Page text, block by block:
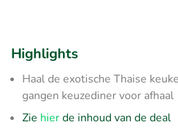
Highlights
Haal de exotische Thaise
gangen keuzediner voor afhaal
Zie hierde inhoud van de deal